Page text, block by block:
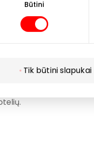
Būtini
Tik būtini slapukai
iš
lankytojų
automobiliams.